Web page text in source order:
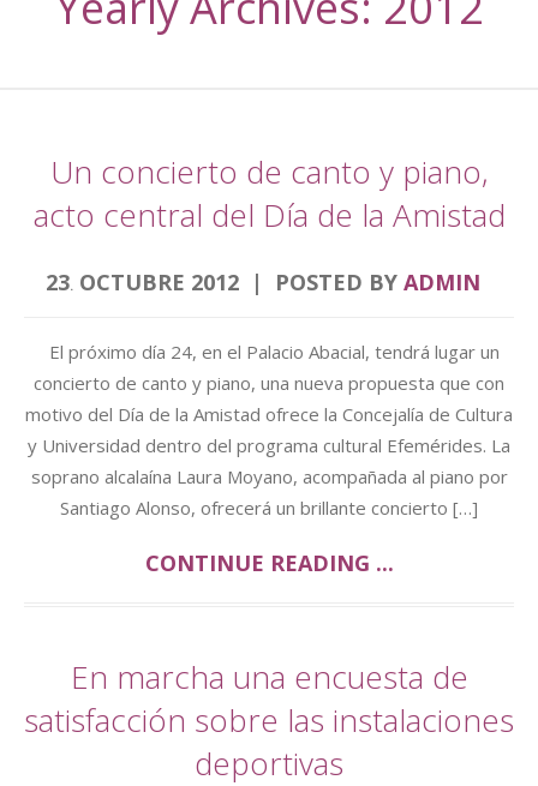
Un concierto de canto y piano,
acto central del Día de la Amistad
23. OCTUBRE 2012 POSTED BY ADMIN
El próximo día 24, en el Palacio Abacial, tendrá lugar un
concierto de canto y piano, una nueva propuesta que con
motivo del Día de la Amistad ofrece la Concejalía de Cultura
y Universidad dentro del programa cultural Efemérides. La
soprano alcalaína Laura Moyano, acompañada al piano por
Santiago Alonso, ofrecerá un brillante concierto […]
CONTINUE READING ...
En marcha una encuesta de
satisfacción sobre las instalaciones
deportivas